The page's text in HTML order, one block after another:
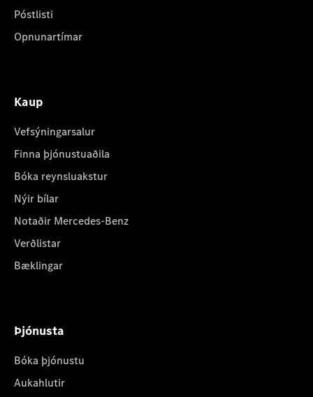
Póstlisti
Opnunartímar
Kaup
Vefsýningarsalur
Finna þjónustuaðila
Bóka reynsluakstur
Nýir bílar
Notaðir Mercedes-Benz
Verðlistar
Bæklingar
Þjónusta
Bóka þjónustu
Aukahlutir